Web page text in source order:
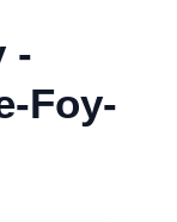
-
Foy-